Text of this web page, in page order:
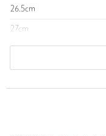
カジュアルコーデの引
ゆとりのあるボトムス
ランスの取れたスタイリ
■メーカー品番：
＜adidas Originals＞は
26.5cm
27cm
28cm
28.5cm